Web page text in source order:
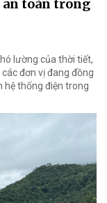
an toàn trong
lường của thời tiết,
đơn vị đang đồng
hệ thống điện trong